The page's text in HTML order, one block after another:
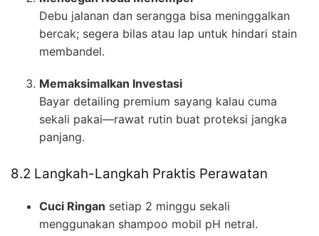
Debu jalanan dan serangga bisa meninggalkan
bercak; segera bilas atau lap untuk hindari stain
membandel.
Memaksimalkan Investasi
Bayar detailing premium sayang kalau cuma
sekali pakai—rawat rutin buat proteksi jangka
panjang.
8.2 Langkah-Langkah Praktis Perawatan
Cuci Ringan setiap 2 minggu sekali
menggunakan shampoo mobil pH netral.